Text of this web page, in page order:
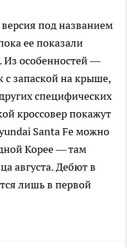
под названием
ее показали
Из особенностей —
запаской на крыше,
специфических
кроссовер покажут
Santa Fe можно
Корее — там
августа. Дебют в
лишь в первой